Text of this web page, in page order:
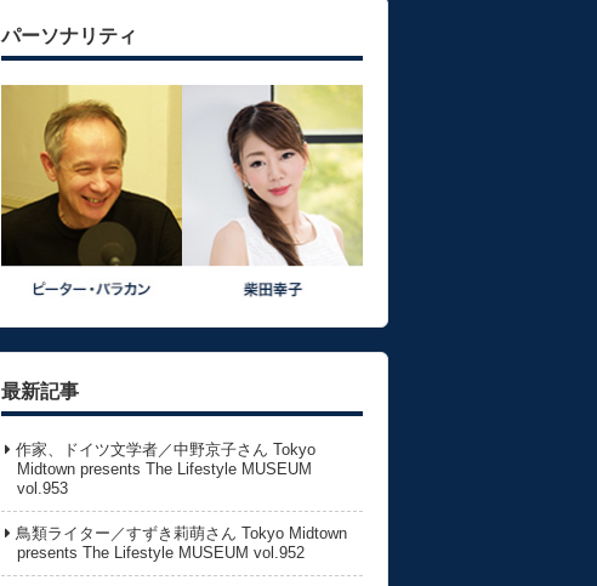
パーソナリティ
最新記事
作家、ドイツ文学者／中野京子さん Tokyo
Midtown presents The Lifestyle MUSEUM
vol.953
鳥類ライター／すずき莉萌さん Tokyo Midtown
presents The Lifestyle MUSEUM vol.952